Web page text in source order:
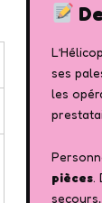
ses
les
pièces.